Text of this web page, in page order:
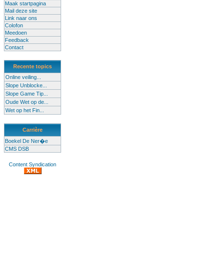
Maak startpagina
Mail deze site
Link naar ons
Colofon
Meedoen
Feedback
Contact
Recente topics
Online veiling...
Slope Unblocke...
Slope Game Tip...
Oude Wet op de...
Wet op het Fin...
Carrière
Boekel De Ner�e
CMS DSB
Content Syndication